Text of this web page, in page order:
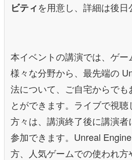
ビティを用意し、詳細は後日
本イベントの講演では、ゲ
様々な分野から、最先端の
法について、ご自宅からでも
とができます。ライブで視
方々は、講演終了後に講演者
参加できます。Unreal
方、人気ゲームでの使われ